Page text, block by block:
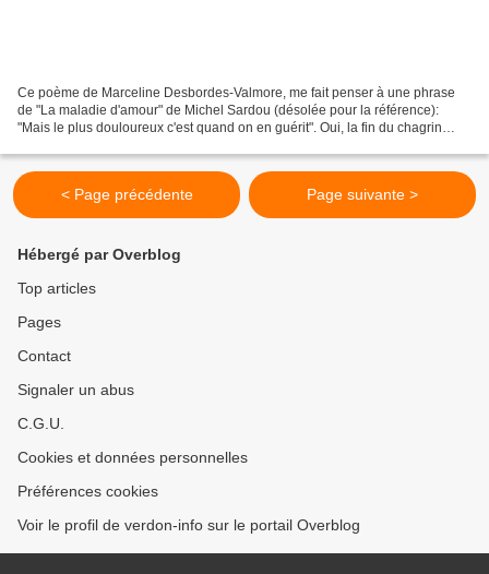
Ce poème de Marceline Desbordes-Valmore, me fait penser à une phrase
de "La maladie d'amour" de Michel Sardou (désolée pour la référence):
"Mais le plus douloureux c'est quand on en guérit". Oui, la fin du chagrin
< Page précédente Page suivante >
Hébergé par Overblog
Top articles
Pages
Contact
Signaler un abus
C.G.U.
Cookies et données personnelles
Préférences cookies
Voir le profil de verdon-info sur le portail Overblog